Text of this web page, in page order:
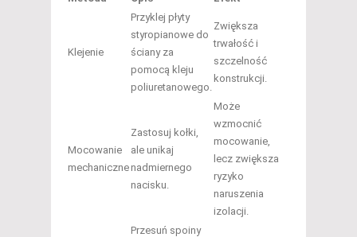
Klejenie
Przyklej płyty
styropianowe do
ściany za
pomocą kleju
poliuretanowego.
Zwiększa
trwałość i
szczelność
konstrukcji.
Mocowanie
mechaniczne
Zastosuj kołki,
ale unikaj
nadmiernego
nacisku.
Może
wzmocnić
mocowanie,
lecz zwiększa
ryzyko
naruszenia
izolacji.
Przesuń spoiny